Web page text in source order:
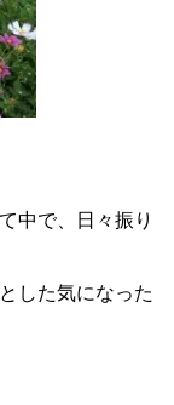
中で、日々振り
した気になった